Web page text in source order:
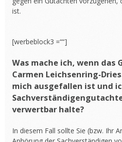
ist.
[werbeblock3 =““]
Was mache ich, wenn das
Carmen Leichsenring-
mich ausgefallen ist und
verwertbar halte?
In diesem Fall sollte Sie (bzw. Ihr